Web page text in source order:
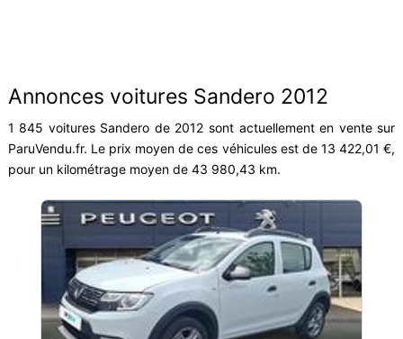
Annonces voitures Sandero 2012
1 845 voitures Sandero de 2012 sont actuellement en vente sur
ParuVendu.fr. Le prix moyen de ces véhicules est de 13 422,01 €,
pour un kilométrage moyen de 43 980,43 km.